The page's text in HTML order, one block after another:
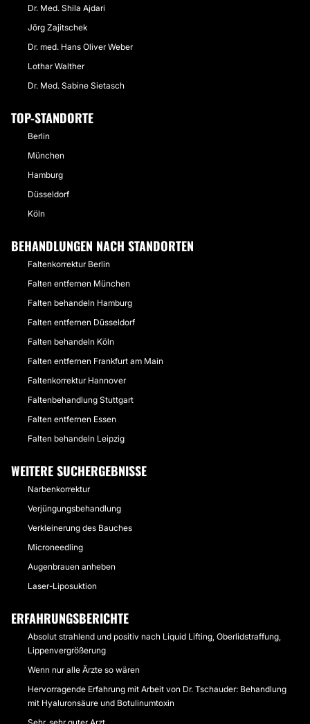
Dr. Med. Shila Ajdari
Jörg Zajitschek
Dr. med. Hans Oliver Weber
Lothar Walther
Dr. Med. Sabine Sietasch
TOP-STANDORTE
Berlin
München
Hamburg
Düsseldorf
Köln
BEHANDLUNGEN NACH STANDORTEN
Faltenkorrektur Berlin
Falten entfernen München
Falten behandeln Hamburg
Falten entfernen Düsseldorf
Falten behandeln Köln
Falten entfernen Frankfurt am Main
Faltenkorrektur Hannover
Faltenbehandlung Stuttgart
Falten entfernen Essen
Falten behandeln Leipzig
WEITERE SUCHERGEBNISSE
Narbenkorrektur
Verjüngungsbehandlung
Verkleinerung des Bauches
Microneedling
Augenbrauen anheben
Laser-Liposuktion
ERFAHRUNGSBERICHTE
Absolut strahlend und positiv nach Liquid Lifting, Oberlidstraffung,
Lippenvergrößerung
Wenn nur alle Ärzte so wären
Hervorragende Erfahrung mit Arbeit von Dr. Tschauder: Behandlung
mit Hyaluronsäure und Botulinumtoxin